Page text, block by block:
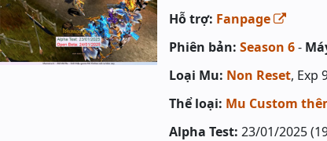
Hỗ trợ: Fanpage
Phiên bản: Season 6-
Loại Mu: Non Reset, Exp
Thể loại: Mu Custom
Alpha Test: 23/01/2025